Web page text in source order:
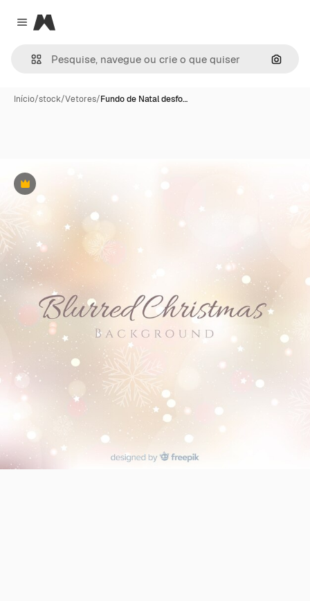
Close menu
Magnific
Início/stock/Vetores/Fundo de Natal desfo…
Premium